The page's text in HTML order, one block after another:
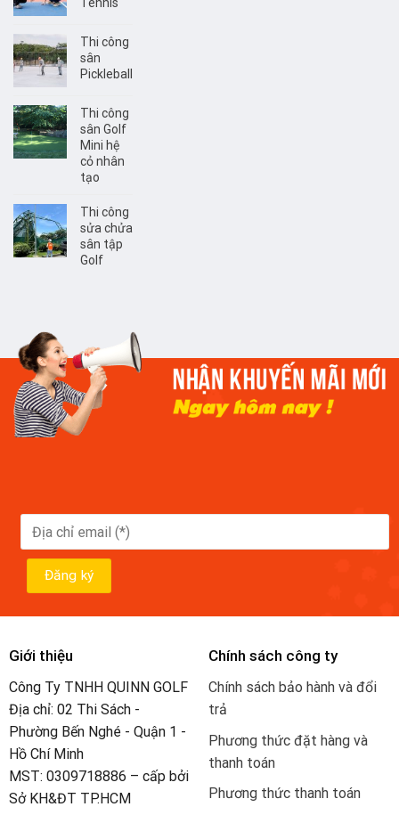
Thi công
sân
Pickleball
Thi công
sân Golf
Mini hệ
cỏ nhân
tạo
Thi công
sửa chửa
sân tập
Golf
Giới thiệu
Công Ty TNHH QUINN GOLF
Địa chỉ: 02 Thi Sách -
Phường Bến Nghé - Quận 1 -
Hồ Chí Minh
MST: 0309718886 – cấp bởi
Sở KH&ĐT TP.HCM
Chính sách công ty
Chính sách bảo hành và đổi
trả
Phương thức đặt hàng và
thanh toán
Phương thức thanh toán